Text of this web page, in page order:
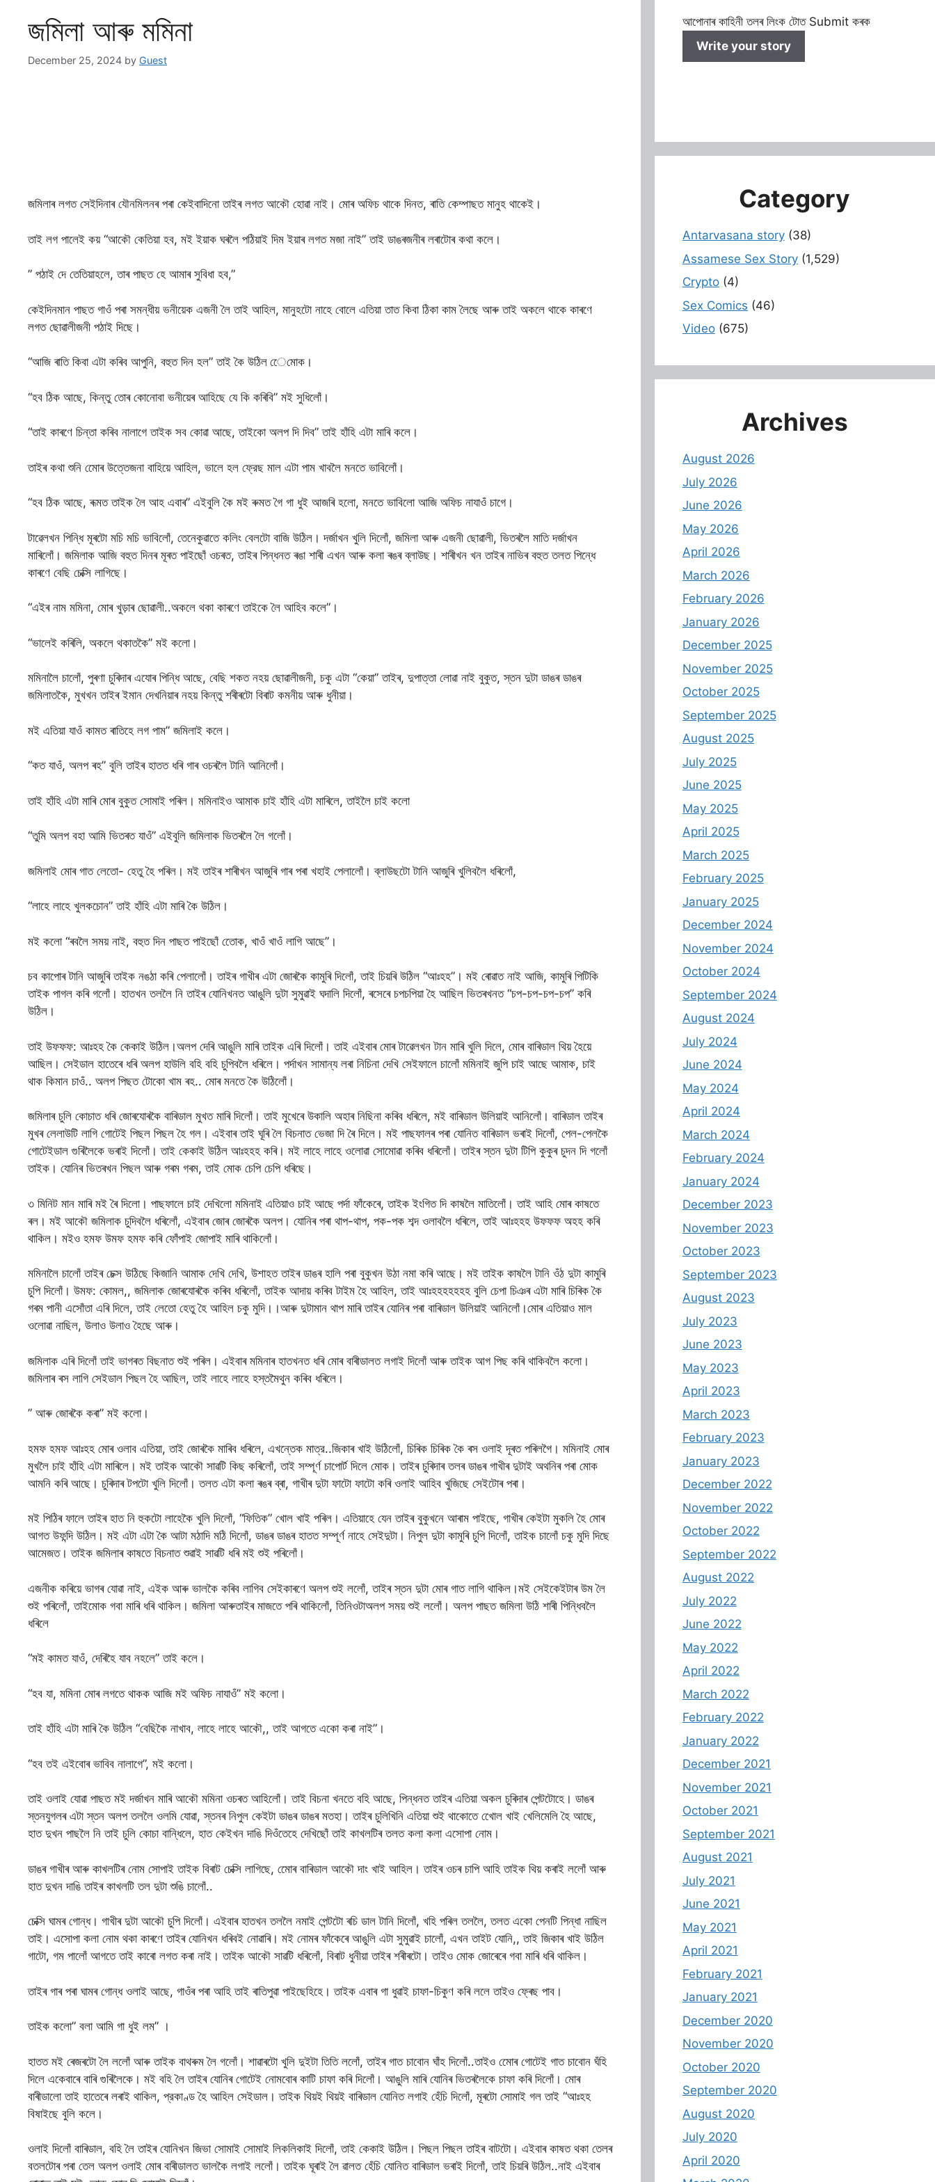
জমিলা আৰু মমিনা
December 25, 2024 by Guest
জমিলাৰ লগত সেইদিনাৰ যৌনমিলনৰ পৰা কেইবাদিনো তাইৰ লগত আকৌ হোৱা নাই। মোৰ অফিচ থাকে দিনত, ৰাতি কেম্পাছত মানুহ থাকেই।
তাই লগ পালেই কয় “আকৌ কেতিয়া হব, মই ইয়াক ঘৰলৈ পঠিয়াই দিম ইয়াৰ লগত মজা নাই” তাই ডাঙৰজনীৰ লৰাটোৰ কথা কলে।
” পঠাই দে তেতিয়াহলে, তাৰ পাছত হে আমাৰ সুবিধা হব,”
কেইদিনমান পাছত গাওঁ পৰা সমন্ধীয় ভনীয়েক এজনী লৈ তাই আহিল, মানুহটো নাহে বোলে এতিয়া তাত কিবা ঠিকা কাম লৈছে আৰু তাই অকলে থাকে কাৰণে
লগত ছোৱালীজনী পঠাই দিছে।
“আজি ৰাতি কিবা এটা কৰিব আপুনি, বহুত দিন হল” তাই কৈ উঠিল েেমােক।
“হব ঠিক আছে, কিন্তু তোৰ কোনোবা ভনীয়েৰ আহিছে যে কি কৰিবি” মই সুধিলোঁ।
“তাই কাৰণে চিন্তা কৰিব নালাগে তাইক সব কোৱা আছে, তাইকো অলপ দি দিব” তাই হাঁহি এটা মাৰি কলে।
তাইৰ কথা শুনি মোেৰ উত্তেজনা বাহিয়ে আহিল, ভালে হল ফ্রেছ মাল এটা পাম খাবলৈ মনতে ভাবিলোঁ।
“হব ঠিক আছে, ৰূমত তাইক লৈ আহ এবাৰ” এইবুলি কৈ মই ৰুমত গৈ গা ধুই আজৰি হলো, মনতে ভাবিলো আজি অফিচ নাযাওঁ চাগে।
টাৱেলখন পিন্ধি মূৰটো মচি মচি ভাবিলোঁ, তেনেকুৱাতে কলিং বেলটো বাজি উঠিল। দৰ্জাখন খুলি দিলোঁ, জমিলা আৰু এজনী ছোৱালী, ভিতৰলৈ মাতি দৰ্জাখন
মাৰিলোঁ। জমিলাক আজি বহুত দিনৰ মূৰত পাইছোঁ ওচৰত, তাইৰ পিন্ধনত ৰঙা শাৰী এখন আৰু কলা ৰঙৰ ব্লাউছ। শাৰীখন খন তাইৰ নাভিৰ বহুত তলত পিন্ধে
কাৰণে বেছি চেক্সি লাগিছে।
“এইৰ নাম মমিনা, মোৰ খুড়াৰ ছোৱালী..অকলে থকা কাৰণে তাইকে লৈ আহিব কলে”।
“ভালেই কৰিলি, অকলে থকাতকৈ” মই কলো।
মমিনালৈ চালোঁ, পুৰণা চুৰিদাৰ এযোৰ পিন্ধি আছে, বেছি শকত নহয় ছোৱালীজনী, চকু এটা “কেয়া” তাইৰ, দুপাত্তা লোৱা নাই বুকুত, স্তন দুটা ডাঙৰ ডাঙৰ
জমিলাতকৈ, মুখখন তাইৰ ইমান দেখনিয়াৰ নহয় কিন্তু শৰীৰটো বিৰাট কমনীয় আৰু ধুনীয়া।
মই এতিয়া যাওঁ কামত ৰাতিহে লগ পাম” জমিলাই কলে।
“কত যাওঁ, অলপ ৰহ” বুলি তাইৰ হাতত ধৰি গাৰ ওচৰলৈ টানি আনিলোঁ।
তাই হাঁহি এটা মাৰি মোৰ বুকুত সোমাই পৰিল। মমিনাইও আমাক চাই হাঁহি এটা মাৰিলে, তাইলৈ চাই কলো
“তুমি অলপ বহা আমি ভিতৰত যাওঁ” এইবুলি জমিলাক ভিতৰলৈ লৈ গলোঁ।
জমিলাই মোৰ গাত লেতো- হেতু হৈ পৰিল। মই তাইৰ শাৰীখন আজুৰি গাৰ পৰা খহাই পেলালোঁ। ব্লাউছটো টানি আজুৰি খুলিবলৈ ধৰিলোঁ,
“লাহে লাহে খুলকচোন” তাই হাঁহি এটা মাৰি কৈ উঠিল।
মই কলো “ৰবলৈ সময় নাই, বহুত দিন পাছত পাইছোঁ তোেক, খাওঁ খাওঁ লাগি আছে”।
চব কাপোৰ টানি আজুৰি তাইক নঙঠা কৰি পেলালোঁ। তাইৰ গাখীৰ এটা জোৰকৈ কামুৰি দিলোঁ, তাই চিয়ৰি উঠিল “আঃহহ”। মই ৰোৱাত নাই আজি, কামুৰি পিটিকি
তাইক পাগল কৰি গলোঁ। হাতখন তললৈ নি তাইৰ যোনিখনত আঙুলি দুটা সুমুৱাই ঘদালি দিলোঁ, ৰসেৰে চপচপিয়া হৈ আছিল ভিতৰখনত “চপ-চপ-চপ-চপ” কৰি
উঠিল।
তাই উফফফ: আঃহহ কৈ কেকাই উঠিল।অলপ দেৰি আঙুলি মাৰি তাইক এৰি দিলোঁ। তাই এইবাৰ মোৰ টাৱেলখন টান মাৰি খুলি দিলে, মোৰ বাৰিডাল থিয় হৈয়ে
আছিল। সেইডাল হাতেৰে ধৰি অলপ হাউলি বহি বহি চুপিবলৈ ধৰিলে। পৰ্দাখন সামান্য লৰা নিচিনা দেখি সেইফালে চালোঁ মমিনাই জুপি চাই আছে আমাক, চাই
থাক কিমান চাওঁ.. অলপ পিছত টোকো খাম ৰহ.. মোৰ মনতে কৈ উঠিলোঁ।
জমিলাৰ চুলি কোচাত ধৰি জোৰযোৰকৈ বাৰিডাল মুখত মাৰি দিলোঁ। তাই মুখেৰে উকালি অহাৰ নিছিনা কৰিব ধৰিলে, মই বাৰিডাল উলিয়াই আনিলোঁ। বাৰিডাল তাইৰ
মুখৰ লেলাউটি লাগি গোটেই পিছল পিছল হৈ গল। এইবাৰ তাই ঘূৰি লৈ বিচনাত ভেজা দি ৰৈ দিলে। মই পাছফালৰ পৰা যোনিত বাৰিডাল ভৰাই দিলোঁ, পেল-পেলকৈ
গোটেইডাল গুৰিলৈকে ভৰাই দিলোঁ। তাই কেকাই উঠিল আঃহহহ কৰি। মই লাহে লাহে ওলোৱা সোমোৱা কৰিব ধৰিলোঁ। তাইৰ স্তন দুটা টিপি কুকুৰ চুদন দি গলোঁ
তাইক। যোনিৰ ভিতৰখন পিছল আৰু গৰম গৰম, তাই মোক চেপি চেপি ধৰিছে।
৩ মিনিট মান মাৰি মই ৰৈ দিলো। পাছফালে চাই দেখিলো মমিনাই এতিয়াও চাই আছে পর্দা ফাঁকেৰে, তাইক ইংগিত দি কাষলৈ মাতিলোঁ। তাই আহি মোৰ কাষতে
ৰল। মই আকৌ জমিলাক চুদিবলৈ ধৰিলোঁ, এইবাৰ জোৰ জোৰকৈ অলপ। যোনিৰ পৰা থাপ-থাপ, পক-পক শব্দ ওলাবলৈ ধৰিলে, তাই আঃহহহ উফফফ অহহ কৰি
থাকিল। মইও হমফ উমফ হমফ কৰি ফোঁপাই জোপাই মাৰি থাকিলোঁ।
মমিনালৈ চালোঁ তাইৰ চেক্স উঠিছে কিজানি আমাক দেখি দেখি, উশাহত তাইৰ ডাঙৰ হালি পৰা বুকুখন উঠা নমা কৰি আছে। মই তাইক কাষলৈ টানি ওঁঠ দুটা কামুৰি
চুপি দিলোঁ। উমফ: কোমল,, জমিলাক জোৰযোৰকৈ কৰিব ধৰিলোঁ, তাইক আদায় কৰিব টাইম হৈ আহিল, তাই আঃহহহহহহহ বুলি চেপা চিঞৰ এটা মাৰি চিৰিক কৈ
গৰম পানী এসোঁতা এৰি দিলে, তাই লেতো হেতু হৈ আহিল চকু মুদি।।আৰু দুটামান থাপ মাৰি তাইৰ যোনিৰ পৰা বাৰিডাল উলিয়াই আনিলোঁ।মোৰ এতিয়াও মাল
ওলোৱা নাছিল, উলাও উলাও হৈছে আৰু।
জমিলাক এৰি দিলোঁ তাই ভাগৰত বিছনাত শুই পৰিল। এইবাৰ মমিনাৰ হাতখনত ধৰি মোৰ বাৰীডালত লগাই দিলোঁ আৰু তাইক আগ পিছ কৰি থাকিবলৈ কলো।
জমিলাৰ ৰস লাগি সেইডাল পিছল হৈ আছিল, তাই লাহে লাহে হস্তমৈথুন কৰিব ধৰিলে।
” আৰু জোৰকৈ কৰা” মই কলো।
হমফ হমফ আঃহহ মোৰ ওলাব এতিয়া, তাই জোৰকৈ মাৰিব ধৰিলে, এখন্তেক মাত্র..জিকাৰ খাই উঠিলোঁ, চিৰিক চিৰিক কৈ ৰস ওলাই দূৰত পৰিলগৈ। মমিনাই মোৰ
মুখলৈ চাই হাঁহি এটা মাৰিলে। মই তাইক আকৌ সাৱটি কিছ কৰিলোঁ, তাই সম্পূৰ্ণ চাপোর্ট দিলে মোক। তাইৰ চুৰিদাৰ তলৰ ডাঙৰ গাখীৰ দুটাই অথনিৰ পৰা মোক
আমনি কৰি আছে। চুৰিদাৰ টপটো খুলি দিলোঁ। তলত এটা কলা ৰঙৰ ব্ৰা, গাখীৰ দুটা ফাটো ফাটো কৰি ওলাই আহিব খুজিছে সেইটোৰ পৰা।
মই পিঠিৰ ফালে তাইৰ হাত নি হুকটো লাহেকৈ খুলি দিলোঁ, “ফিতিক” খোল খাই পৰিল। এতিয়াহে যেন তাইৰ বুকুখনে আৰাম পাইছে, গাখীৰ কেইটা মুকলি হৈ মোৰ
আগত উফন্দি উঠিল। মই এটা এটা কৈ আটা মঠাদি মঠি দিলোঁ, ডাঙৰ ডাঙৰ হাতত সম্পূর্ণ নাহে সেইদুটা। নিপুল দুটা কামুৰি চুপি দিলোঁ, তাইক চালোঁ চকু মুদি দিছে
আমেজত। তাইক জমিলাৰ কাষতে বিচনাত শুৱাই সাৱটি ধৰি মই শুই পৰিলোঁ।
এজনীক কৰিয়ে ভাগৰ যোৱা নাই, এইক আৰু ভালকৈ কৰিব লাগিব সেইকাৰণে অলপ শুই ললোঁ, তাইৰ স্তন দুটা মোৰ গাত লাগি থাকিল।মই সেইকেইটাৰ উম লৈ
শুই পৰিলোঁ, তাইমোক গবা মাৰি ধৰি থাকিল। জমিলা আৰুতাইৰ মাজতে পৰি থাকিলোঁ, তিনিওটাঅলপ সময় শুই ললোঁ। অলপ পাছত জমিলা উঠি শাৰী পিন্ধিবলৈ
ধৰিলে
“মই কামত যাওঁ, দেৰিহৈ যাব নহলে” তাই কলে।
“হব যা, মমিনা মোৰ লগতে থাকক আজি মই অফিচ নাযাওঁ” মই কলো।
তাই হাঁহি এটা মাৰি কৈ উঠিল “বেছিকৈ নাখাব, লাহে লাহে আকৌ,, তাই আগতে একো কৰা নাই”।
“হব তই এইবোৰ ভাবিব নালাগে”, মই কলো।
তাই ওলাই যোৱা পাছত মই দৰ্জাখন মাৰি আকৌ মমিনা ওচৰত আহিলোঁ। তাই বিচনা খনতে বহি আছে, পিন্ধনত তাইৰ এতিয়া অকল চুৰিদাৰ পেন্টটোহে। ডাঙৰ
স্তনযুগলৰ এটা স্তন অলপ তললৈ ওলমি যোৱা, স্তনৰ নিপুল কেইটা ডাঙৰ ডাঙৰ মতহা। তাইৰ চুলিখিনি এতিয়া শুই থাকোতে খোেল খাই খেলিমেলি হৈ আছে,
হাত দুখন পাছলৈ নি তাই চুলি কোচা বান্ধিলে, হাত কেইখন দাঙি দিওঁতেহে দেখিছোঁ তাই কাখলটিৰ তলত কলা কলা এসোপা নোম।
ডাঙৰ গাখীৰ আৰু কাখলটিৰ নোম সোপাই তাইক বিৰাট চেক্সি লাগিছে, মোেৰ বাৰিডাল আকৌ দাং খাই আহিল। তাইৰ ওচৰ চাপি আহি তাইক থিয় কৰাই ললোঁ আৰু
হাত দুখন দাঙি তাইৰ কাখলটি তল দুটা শুঙি চালোঁ..
চেক্সি ঘামৰ গোন্ধ। গাখীৰ দুটা আকৌ চুপি দিলোঁ। এইবাৰ হাতখন তললৈ নমাই পেন্টটো ৰচি ডাল টানি দিলোঁ, খহি পৰিল তললৈ, তলত একো পেনটি পিন্ধা নাছিল
তাই। এসোপা কলা নোম থকা কাৰণে তাইৰ যোনিখন ধৰিবই নোৱাৰি। মই নোমৰ ফাঁকেৰে আঙুলি এটা সুমুৱাই চালোঁ, এখন তাইট যোনি,, তাই জিকাৰ খাই উঠিল
গাটো, গম পালোঁ আগতে তাই কাৰো লগত কৰা নাই। তাইক আকৌ সাৱটি ধৰিলোঁ, বিৰাট ধুনীয়া তাইৰ শৰীৰটো। তাইও মোক জোৰেৰে গবা মাৰি ধৰি থাকিল।
তাইৰ গাৰ পৰা ঘামৰ গোন্ধ ওলাই আছে, গাওঁৰ পৰা আহি তাই ৰাতিপুৱা পাইছেহিহে। তাইক এবাৰ গা ধুৱাই চাফা-চিকুণ কৰি ললে তাইও ফ্ৰেছ পাব।
তাইক কলো” বলা আমি গা ধুই লম” ।
হাতত মই ৰেজৰটো লৈ ললোঁ আৰু তাইক বাথৰুম লৈ গলোঁ। শাৱাৰটো খুলি দুইটা তিতি ললোঁ, তাইৰ গাত চাবোন ঘাঁহ দিলোঁ..তাইও মোেৰ গোটেই গাত চাবোন ঘঁহি
দিলে একেবাৰে বাৰি গুৰিলৈকে। মই বহি লৈ তাইৰ যোনিৰ গোটেই নোমবোৰ কাটি চাফা কৰি দিলোঁ। আঙুলি মাৰি যোনিৰ ভিতৰলৈকে চাফা কৰি দিলোঁ। মোৰ
বাৰীডালো তাই হাতেৰে লৰাই থাকিল, প্রকাণ্ড হৈ আহিল সেইডাল। তাইক থিয়ই থিয়ই বাৰিডাল যোনিত লগাই হেঁচি দিলোঁ, মূৰটো সোমাই গল তাই “আঃহহ
বিষাইছে বুলি কলে।
ওলাই দিলোঁ বাৰিডাল, বহি লৈ তাইৰ যোনিখন জিভা সোমাই সোমাই লিকলিকাই দিলোঁ, তাই কেকাই উঠিল। পিছল পিছল তাইৰ বাটটো। এইবাৰ কাষত থকা তেলৰ
বতলটোৰ পৰা তেল অলপ ওলাই মোৰ বাৰীডালত ভালকৈ লগাই ললোঁ। তাইক ঘূৰাই লৈ ৱালত হেঁচি যোনিত বাৰিডাল ভৰাই দিলোঁ, তাই চিয়ৰি উঠিল..নাই এইবাৰ
আপোনাৰ কাহিনী তলৰ লিংক টোত Submit কৰক
Write your story
Category
Antarvasana story(38)
Assamese Sex Story(1,529)
Crypto(4)
Sex Comics (46)
Video(675)
Archives
August 2026
July 2026
June 2026
May 2026
April 2026
March 2026
February 2026
January 2026
December 2025
November 2025
October 2025
September 2025
August 2025
July 2025
June 2025
May 2025
April 2025
March 2025
February 2025
January 2025
December 2024
November 2024
October 2024
September 2024
August 2024
July 2024
June 2024
May 2024
April 2024
March 2024
February 2024
January 2024
December 2023
November 2023
October 2023
September 2023
August 2023
July 2023
June 2023
May 2023
April 2023
March 2023
February 2023
January 2023
December 2022
November 2022
October 2022
September 2022
August 2022
July 2022
June 2022
May 2022
April 2022
March 2022
February 2022
January 2022
December 2021
November 2021
October 2021
September 2021
August 2021
July 2021
June 2021
May 2021
April 2021
February 2021
January 2021
December 2020
November 2020
October 2020
September 2020
August 2020
July 2020
April 2020